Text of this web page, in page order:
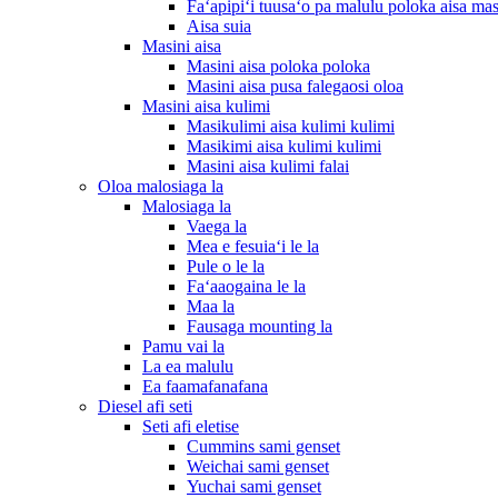
Faʻapipiʻi tuusaʻo pa malulu poloka aisa
Aisa suia
Masini aisa
Masini aisa poloka poloka
Masini aisa pusa falegaosi oloa
Masini aisa kulimi
Masikulimi aisa kulimi kulimi
Masikimi aisa kulimi kulimi
Masini aisa kulimi falai
Oloa malosiaga la
Malosiaga la
Vaega la
Mea e fesuiaʻi le la
Pule o le la
Faʻaaogaina le la
Maa la
Fausaga mounting la
Pamu vai la
La ea malulu
Ea faamafanafana
Diesel afi seti
Seti afi eletise
Cummins sami genset
Weichai sami genset
Yuchai sami genset